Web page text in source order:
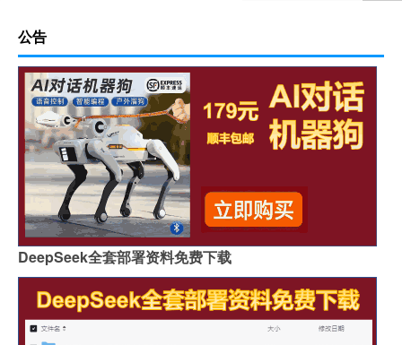
公告
DeepSeek全套部署资料免费下载